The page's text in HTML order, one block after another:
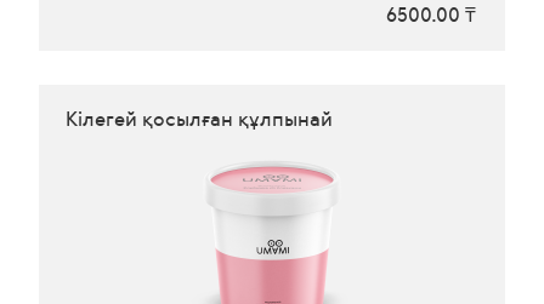
6500.00 ₸
Кілегей қосылған құлпынай